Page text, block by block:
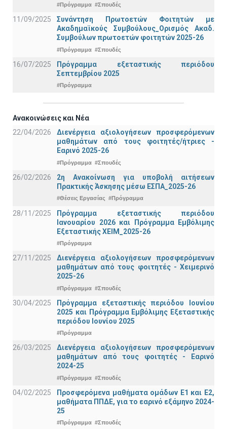
#Πρόγραμμα #Σπουδές
11/09/2025
Συνάντηση Πρωτοετών Φοιτητών με
Ακαδημαϊκούς Συμβούλους_Ορισμός Ακαδ.
Συμβούλων πρωτοετών φοιτητών 2025-26
#Πρόγραμμα #Σπουδές
16/07/2025
Πρόγραμμα εξεταστικής περιόδου
Σεπτεμβρίου 2025
#Πρόγραμμα
Ανακοινώσεις και Νέα
22/04/2026
Διενέργεια αξιολογήσεων προσφερόμενων
μαθημάτων από τους φοιτητές/ήτριες -
Εαρινό 2025-26
#Πρόγραμμα #Σπουδές
26/02/2026
2η Ανακοίνωση για υποβολή αιτήσεων
Πρακτικής Άσκησης μέσω ΕΣΠΑ_2025-26
#Θέσεις Εργασίας #Πρόγραμμα
28/11/2025
Πρόγραμμα εξεταστικής περιόδου
Ιανουαρίου 2026 και Πρόγραμμα Εμβόλιμης
Εξεταστικής ΧΕΙΜ_2025-26
#Πρόγραμμα
27/11/2025
Διενέργεια αξιολογήσεων προσφερόμενων
μαθημάτων από τους φοιτητές - Χειμερινό
2025-26
#Πρόγραμμα #Σπουδές
30/04/2025
Πρόγραμμα εξεταστικής περιόδου Ιουνίου
2025 και Πρόγραμμα Εμβόλιμης Εξεταστικής
περιόδου Ιουνίου 2025
#Πρόγραμμα
26/03/2025
Διενέργεια αξιολογήσεων προσφερόμενων
μαθημάτων από τους φοιτητές - Εαρινό
2024-25
#Πρόγραμμα #Σπουδές
04/02/2025
Προσφερόμενα μαθήματα ομάδων Ε1 και Ε2,
μαθήματα ΠΠΔΕ, για το εαρινό εξάμηνο 2024-
25
#Πρόγραμμα #Σπουδές